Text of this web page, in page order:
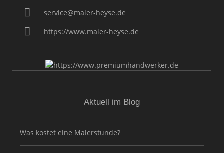
service@maler-heyse.de
https://www.maler-heyse.de
Aktuell im Blog
Was kostet eine Malerstunde?